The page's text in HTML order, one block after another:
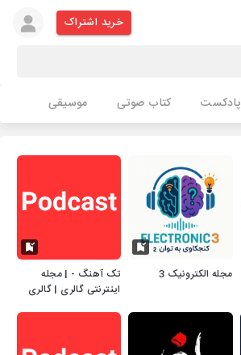
خرید اشتراک
پادکست کتاب صوتی موسیقی
مجله الکترونیک 3
تک آهنگ - | مجله
اینترنتی گالری | گالری